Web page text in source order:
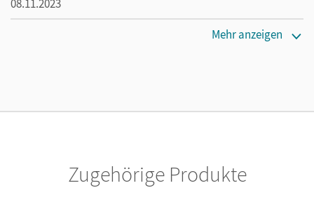
08.11.2023
Mehr anzeigen
Zugehörige Produkte